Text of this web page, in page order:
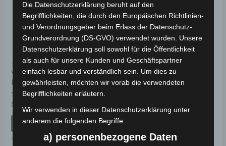
Kostenloser Versand
VS2 HINTERES
FEDERUNGSSATZ
Bewertet
mit
0
59,00
IN DEN WARENKORB
VS2
Kostenloser Versand
VS2 UNTERER
RAHMENSCHUTZ
Bewertet
mit
0
5
49,00€ *
IN DEN WARENKORB
Die Datenschutzerklärung beruht auf den
Begrifflichkeiten, die durch den Europäischen Richtlinien-
und Verordnungsgeber beim Erlass der Datenschutz-
Grundverordnung (DS-GVO) verwendet wurden. Unsere
Datenschutzerklärung soll sowohl für die Öffentlichkeit
als auch für unsere Kunden und Geschäftspartner
einfach lesbar und verständlich sein. Um dies zu
gewährleisten, möchten wir vorab die verwendeten
Begrifflichkeiten erläutern.
Wir verwenden in dieser Datenschutzerklärung unter
anderem die folgenden Begriffe:
a) personenbezogene Daten